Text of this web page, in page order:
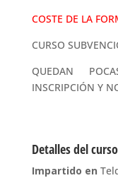
COSTE DE LA
CURSO
QUEDAN
INSCRIPCIÓN Y
Detalles del curso
Impartido en